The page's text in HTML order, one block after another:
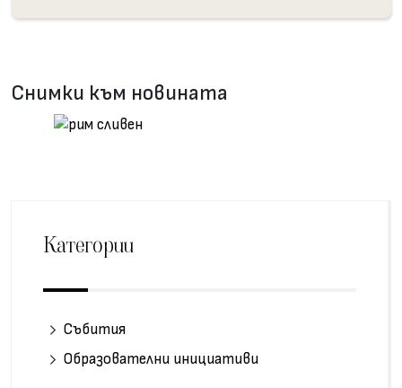
Снимки към новината
Категории
Събития
Образователни инициативи